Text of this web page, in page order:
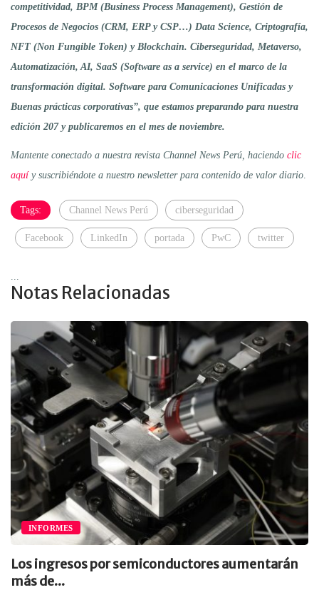
competitividad, BPM (Business Process Management), Gestión de
Procesos de Negocios (CRM, ERP y CSP…) Data Science, Criptografía,
NFT (Non Fungible Token) y Blockchain. Ciberseguridad, Metaverso,
Automatización, AI, SaaS (Software as a service) en el marco de la
transformación digital. Software para Comunicaciones Unificadas y
Buenas prácticas corporativas”, que estamos preparando para nuestra
edición 207 y publicaremos en el mes de noviembre.
Mantente conectado a nuestra revista Channel News Perú, haciendo clic
aquíy suscribiéndote a nuestro newsletter para contenido de valor diario
Tags: Channel News Perú ciberseguridad
Facebook LinkedIn portada PwC twitter
Notas Relacionadas
INFORMES
Los ingresos por semiconductores aumentarán
más de...